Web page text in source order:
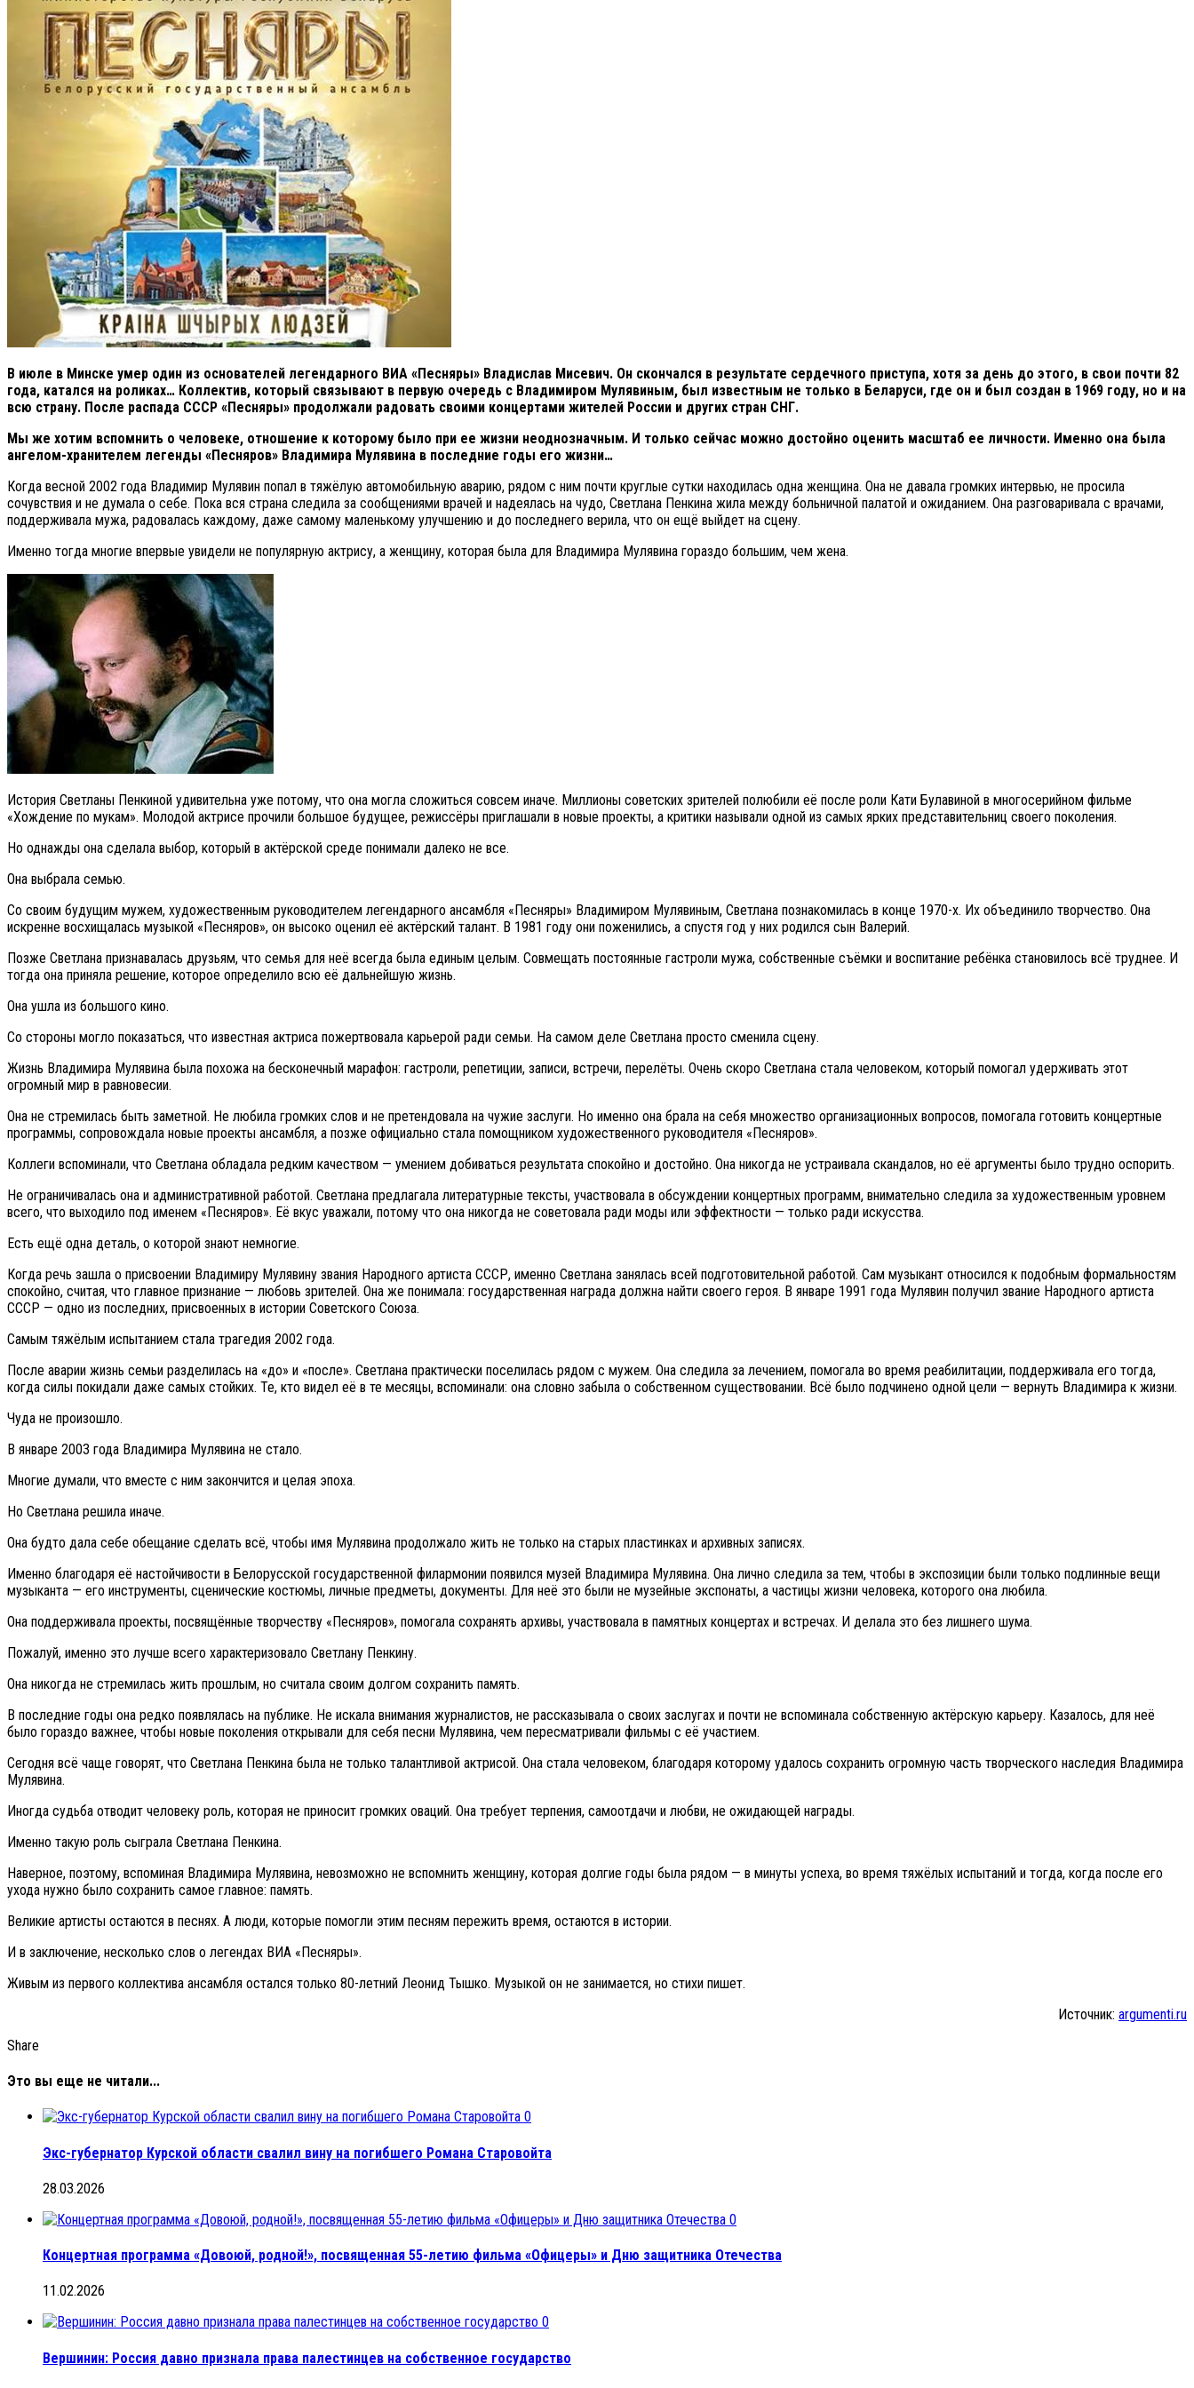
В июле в Минске умер один из основателей легендарного ВИА «Песняры» Владислав Мисевич. Он скончался в результате сердечного приступа, хотя за день до этого, в свои почти 82
года, катался на роликах… Коллектив, который связывают в первую очередь с Владимиром Мулявиным, был известным не только в Беларуси, где он и был создан в 1969 году, но и на
всю страну. После распада СССР «Песняры» продолжали радовать своими концертами жителей России и других стран СНГ.
Мы же хотим вспомнить о человеке, отношение к которому было при ее жизни неоднозначным. И только сейчас можно достойно оценить масштаб ее личности. Именно она была
ангелом-хранителем легенды «Песняров» Владимира Мулявина в последние годы его жизни…
Когда весной 2002 года Владимир Мулявин попал в тяжёлую автомобильную аварию, рядом с ним почти круглые сутки находилась одна женщина. Она не давала громких интервью, не просила
сочувствия и не думала о себе. Пока вся страна следила за сообщениями врачей и надеялась на чудо, Светлана Пенкина жила между больничной палатой и ожиданием. Она разговаривала с врачами,
поддерживала мужа, радовалась каждому, даже самому маленькому улучшению и до последнего верила, что он ещё выйдет на сцену.
Именно тогда многие впервые увидели не популярную актрису, а женщину, которая была для Владимира Мулявина гораздо большим, чем жена.
История Светланы Пенкиной удивительна уже потому, что она могла сложиться совсем иначе. Миллионы советских зрителей полюбили её после роли Кати Булавиной в многосерийном фильме
«Хождение по мукам». Молодой актрисе прочили большое будущее, режиссёры приглашали в новые проекты, а критики называли одной из самых ярких представительниц своего поколения.
Но однажды она сделала выбор, который в актёрской среде понимали далеко не все.
Она выбрала семью.
Со своим будущим мужем, художественным руководителем легендарного ансамбля «Песняры» Владимиром Мулявиным, Светлана познакомилась в конце 1970-х. Их объединило творчество. Она
искренне восхищалась музыкой «Песняров», он высоко оценил её актёрский талант. В 1981 году они поженились, а спустя год у них родился сын Валерий.
Позже Светлана признавалась друзьям, что семья для неё всегда была единым целым. Совмещать постоянные гастроли мужа, собственные съёмки и воспитание ребёнка становилось всё труднее. И
тогда она приняла решение, которое определило всю её дальнейшую жизнь.
Она ушла из большого кино.
Со стороны могло показаться, что известная актриса пожертвовала карьерой ради семьи. На самом деле Светлана просто сменила сцену.
Жизнь Владимира Мулявина была похожа на бесконечный марафон: гастроли, репетиции, записи, встречи, перелёты. Очень скоро Светлана стала человеком, который помогал удерживать этот
огромный мир в равновесии.
Она не стремилась быть заметной. Не любила громких слов и не претендовала на чужие заслуги. Но именно она брала на себя множество организационных вопросов, помогала готовить концертные
программы, сопровождала новые проекты ансамбля, а позже официально стала помощником художественного руководителя «Песняров».
Коллеги вспоминали, что Светлана обладала редким качеством — умением добиваться результата спокойно и достойно. Она никогда не устраивала скандалов, но её аргументы было трудно оспорить.
Не ограничивалась она и административной работой. Светлана предлагала литературные тексты, участвовала в обсуждении концертных программ, внимательно следила за художественным уровнем
всего, что выходило под именем «Песняров». Её вкус уважали, потому что она никогда не советовала ради моды или эффектности — только ради искусства.
Есть ещё одна деталь, о которой знают немногие.
Когда речь зашла о присвоении Владимиру Мулявину звания Народного артиста СССР, именно Светлана занялась всей подготовительной работой. Сам музыкант относился к подобным формальностям
спокойно, считая, что главное признание — любовь зрителей. Она же понимала: государственная награда должна найти своего героя. В январе 1991 года Мулявин получил звание Народного артиста
СССР — одно из последних, присвоенных в истории Советского Союза.
Самым тяжёлым испытанием стала трагедия 2002 года.
После аварии жизнь семьи разделилась на «до» и «после». Светлана практически поселилась рядом с мужем. Она следила за лечением, помогала во время реабилитации, поддерживала его тогда,
когда силы покидали даже самых стойких. Те, кто видел её в те месяцы, вспоминали: она словно забыла о собственном существовании. Всё было подчинено одной цели — вернуть Владимира к жизни.
Чуда не произошло.
В январе 2003 года Владимира Мулявина не стало.
Многие думали, что вместе с ним закончится и целая эпоха.
Но Светлана решила иначе.
Она будто дала себе обещание сделать всё, чтобы имя Мулявина продолжало жить не только на старых пластинках и архивных записях.
Именно благодаря её настойчивости в Белорусской государственной филармонии появился музей Владимира Мулявина. Она лично следила за тем, чтобы в экспозиции были только подлинные вещи
музыканта — его инструменты, сценические костюмы, личные предметы, документы. Для неё это были не музейные экспонаты, а частицы жизни человека, которого она любила.
Она поддерживала проекты, посвящённые творчеству «Песняров», помогала сохранять архивы, участвовала в памятных концертах и встречах. И делала это без лишнего шума.
Пожалуй, именно это лучше всего характеризовало Светлану Пенкину.
Она никогда не стремилась жить прошлым, но считала своим долгом сохранить память.
В последние годы она редко появлялась на публике. Не искала внимания журналистов, не рассказывала о своих заслугах и почти не вспоминала собственную актёрскую карьеру. Казалось, для неё
было гораздо важнее, чтобы новые поколения открывали для себя песни Мулявина, чем пересматривали фильмы с её участием.
Сегодня всё чаще говорят, что Светлана Пенкина была не только талантливой актрисой. Она стала человеком, благодаря которому удалось сохранить огромную часть творческого наследия Владимира
Мулявина.
Иногда судьба отводит человеку роль, которая не приносит громких оваций. Она требует терпения, самоотдачи и любви, не ожидающей награды.
Именно такую роль сыграла Светлана Пенкина.
Наверное, поэтому, вспоминая Владимира Мулявина, невозможно не вспомнить женщину, которая долгие годы была рядом — в минуты успеха, во время тяжёлых испытаний и тогда, когда после его
ухода нужно было сохранить самое главное: память.
Великие артисты остаются в песнях. А люди, которые помогли этим песням пережить время, остаются в истории.
И в заключение, несколько слов о легендах ВИА «Песняры».
Живым из первого коллектива ансамбля остался только 80-летний Леонид Тышко. Музыкой он не занимается, но стихи пишет.
Источник: argumenti.ru
Share
Это вы еще не читали...
0
Экс-губернатор Курской области свалил вину на погибшего Романа Старовойта
28.03.2026
0
Концертная программа «Довоюй, родной!», посвященная 55-летию фильма «Офицеры» и Дню защитника Отечества
11.02.2026
0
Вершинин: Россия давно признала права палестинцев на собственное государство